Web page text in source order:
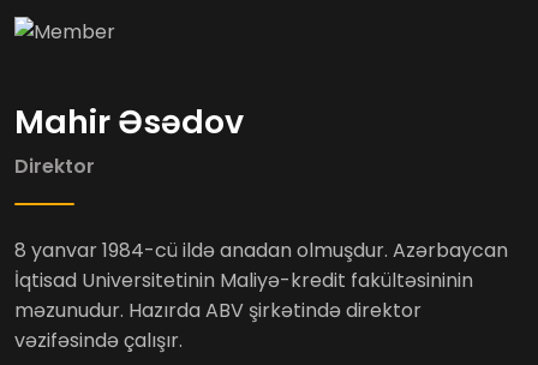
Mahir Əsədov
Direktor
8 yanvar 1984-cü ildə anadan olmuşdur. Azərbaycan
İqtisad Universitetinin Maliyə-kredit fakültəsininin
məzunudur. Hazırda ABV şirkətində direktor
vəzifəsində çalışır.